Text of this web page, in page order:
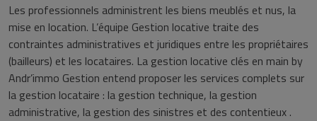
Les professionnels administrent les biens meublés et nus, la
mise en location. L’équipe Gestion locative traite des
contraintes administratives et juridiques entre les propriétaires
(bailleurs) et les locataires. La gestion locative clés en main by
Andr’immo Gestion entend proposer les services complets sur
la gestion locataire : la gestion technique, la gestion
administrative, la gestion des sinistres et des contentieux .